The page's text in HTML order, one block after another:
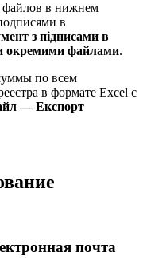
файлов в нижнем
в
з підписами в
окремими файлами.
по всем
в формате Excel с
— Експорт
почта